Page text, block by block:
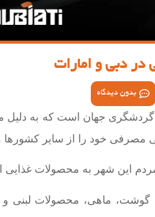
در دبی و امارات
بدون دیدگاه
جهان است که به دلیل
این شهر به محصولات
گوشت، ماهی، محصولات لبنی